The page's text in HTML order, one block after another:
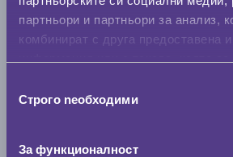
партньори и партньори за анализ,
комбинират с друга предоставена
наСтрого nеобходими
За функционалност